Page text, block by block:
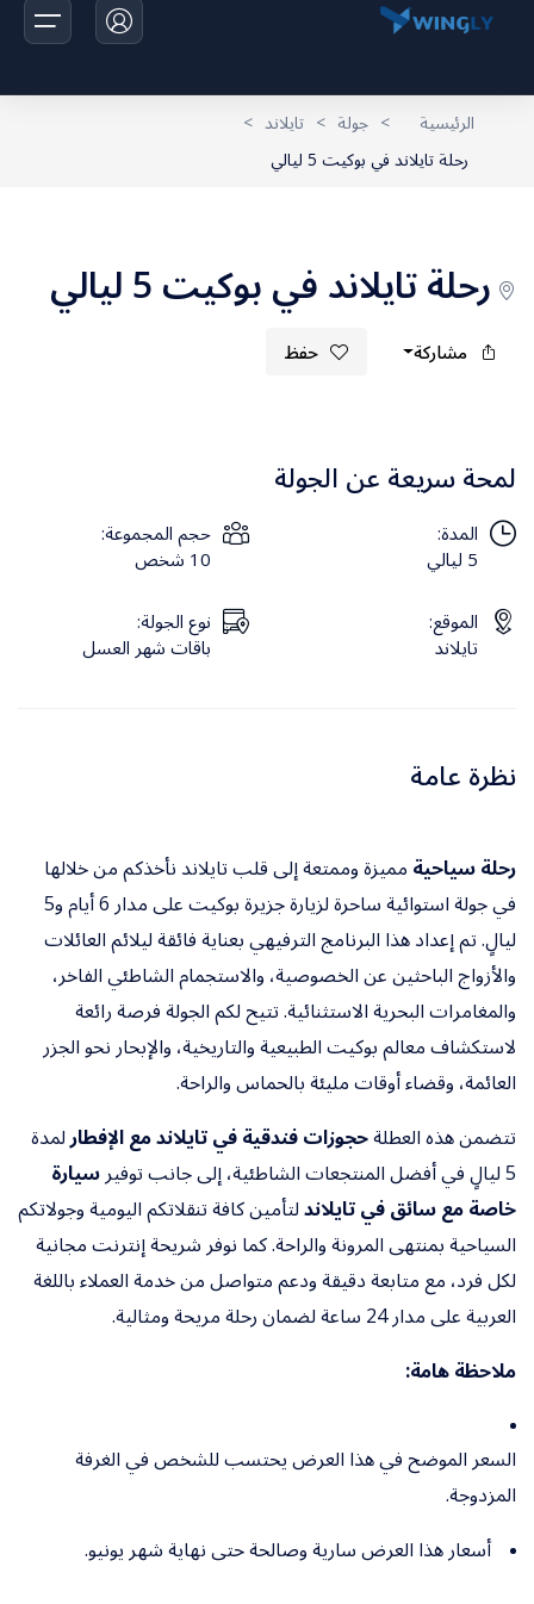
الرئيسية
اخبارنا
تواصل معانا
الرئيسية > جولة > تايلاند >
رحلة تايلاند في بوكيت 5 ليالي
رحلة تايلاند في بوكيت 5 ليالي
مشاركة حفظ
لمحة سريعة عن الجولة
المدة:
5 ليالي
حجم المجموعة:
10 شخص
الموقع:
تايلاند
نوع الجولة:
باقات شهر العسل
نظرة عامة
رحلة سياحية مميزة وممتعة إلى قلب تايلاند نأخذكم من خلالها
في جولة استوائية ساحرة لزيارة جزيرة بوكيت على مدار 6 أيام و5
ليالٍ. تم إعداد هذا البرنامج الترفيهي بعناية فائقة ليلائم العائلات
والأزواج الباحثين عن الخصوصية، والاستجمام الشاطئي الفاخر،
والمغامرات البحرية الاستثنائية. تتيح لكم الجولة فرصة رائعة
لاستكشاف معالم بوكيت الطبيعية والتاريخية، والإبحار نحو الجزر
العائمة، وقضاء أوقات مليئة بالحماس والراحة.
تتضمن هذه العطلةحجوزات فندقية في تايلاند مع الإفطار لمدة
5 ليالٍ في أفضل المنتجعات الشاطئية، إلى جانب توفير
سيارة
خاصة مع سائق في تايلاند لتأمين كافة تنقلاتكم اليومية وجولاتكم
السياحية بمنتهى المرونة والراحة. كما نوفر شريحة إنترنت مجانية
لكل فرد، مع متابعة دقيقة ودعم متواصل من خدمة العملاء باللغة
العربية على مدار 24 ساعة لضمان رحلة مريحة ومثالية.
ملاحظة هامة:
السعر الموضح في هذا العرض يحتسب للشخص في الغرفة
المزدوجة.
أسعار هذا العرض سارية وصالحة حتى نهاية شهر يونيو.